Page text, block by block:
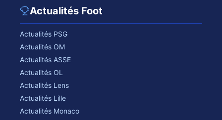
Actualités Foot
Actualités PSG
Actualités OM
Actualités ASSE
Actualités OL
Actualités Lens
Actualités Lille
Actualités Monaco